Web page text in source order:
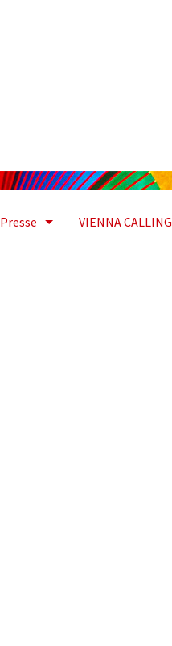
Presse VIENNA CALLING